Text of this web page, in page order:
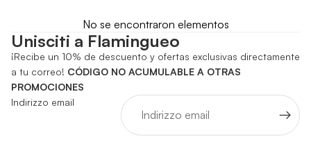
No se encontraron elementos
Unisciti a Flamingueo
¡Recibe un 10% de descuento y ofertas exclusivas directamente
a tu correo! CÓDIGO NO ACUMULABLE A OTRAS
PROMOCIONES
Indirizzo email